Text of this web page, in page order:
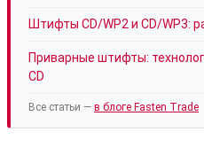
Штифты CD/WP2 и CD/WP3:
Приварные штифты:
CD
Все статьи — в блоге Fasten Trade